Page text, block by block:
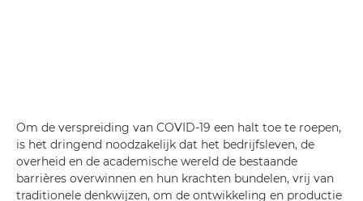
Om de verspreiding van COVID-19 een halt toe te roepen,
is het dringend noodzakelijk dat het bedrijfsleven, de
overheid en de academische wereld de bestaande
barrières overwinnen en hun krachten bundelen, vrij van
traditionele denkwijzen, om de ontwikkeling en productie